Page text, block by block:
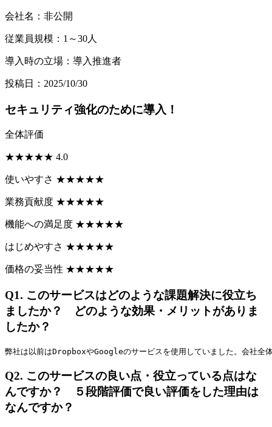
会社名：非公開
従業員規模：1～30人
導入時の立場：導入推進者
投稿日：2025/10/30
セキュリティ強化のために導入！
全体評価
★★★★★ 4.0
使いやすさ ★★★★★
業務貢献度 ★★★★★
機能への満足度 ★★★★★
はじめやすさ ★★★★★
価格の妥当性 ★★★★★
Q1. このサービスはどのような課題解決に役立ち
ましたか？ どのような効果・メリットがありま
したか？
弊社は以前はDropboxやGoogleのサービスを使用していました。会社全
Q2. このサービスの良い点・役立っている点はな
んですか？ ５段階評価で良い評価をした理由は
なんですか？